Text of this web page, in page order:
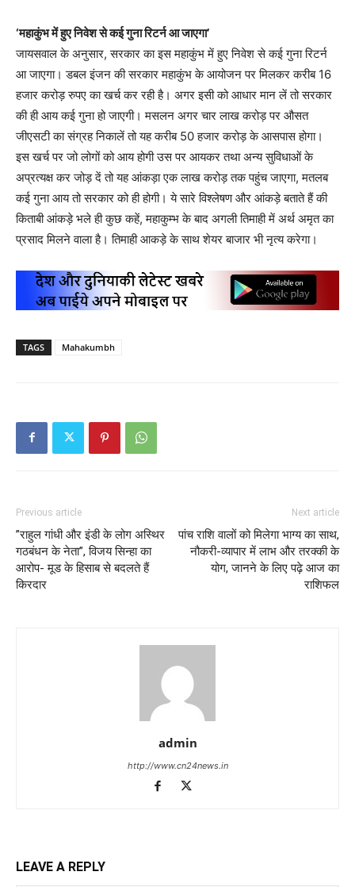
‘महाकुंभ में हुए निवेश से कई गुना रिटर्न आ जाएगा’
जायसवाल के अनुसार, सरकार का इस महाकुंभ में हुए निवेश से कई गुना रिटर्न
आ जाएगा। डबल इंजन की सरकार महाकुंभ के आयोजन पर मिलकर करीब 16
हजार करोड़ रुपए का खर्च कर रही है। अगर इसी को आधार मान लें तो सरकार
की ही आय कई गुना हो जाएगी। मसलन अगर चार लाख करोड़ पर औसत
जीएसटी का संग्रह निकालें तो यह करीब 50 हजार करोड़ के आसपास होगा।
इस खर्च पर जो लोगों को आय होगी उस पर आयकर तथा अन्य सुविधाओं के
अप्रत्यक्ष कर जोड़ दें तो यह आंकड़ा एक लाख करोड़ तक पहुंच जाएगा, मतलब
कई गुना आय तो सरकार को ही होगी। ये सारे विश्लेषण और आंकड़े बताते हैं की
किताबी आंकड़े भले ही कुछ कहें, महाकुम्भ के बाद अगली तिमाही में अर्थ अमृत का
प्रसाद मिलने वाला है। तिमाही आकड़े के साथ शेयर बाजार भी नृत्य करेगा।
TAGS Mahakumbh
Previous article
​”राहुल गांधी और इंडी के लोग अस्थिर
गठबंधन के नेता”, विजय सिन्हा का
आरोप- मूड के हिसाब से बदलते हैं
किरदार
Next article
पांच राशि वालों को मिलेगा भाग्य का साथ,
नौकरी-व्यापार में लाभ और तरक्की के
योग, जानने के लिए पढ़े आज का
राशिफल
admin
http://www.cn24news.in
LEAVE A REPLY